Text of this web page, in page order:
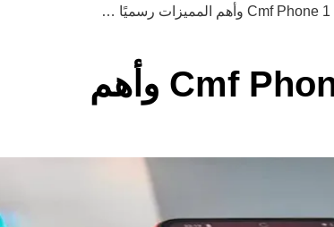
سعر ومواصفات Cmf Phone 1 وأهم